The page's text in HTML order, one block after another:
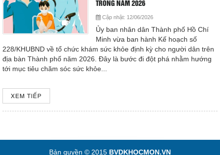
TRONG NĂM 2026
Cập nhật: 12/06/2026
Ủy ban nhân dân Thành phố Hồ Chí
Minh vừa ban hành Kế hoạch số
228/KHUBND về tổ chức khám sức khỏe định kỳ cho người dân trên
địa bàn Thành phố năm 2026. Đây là bước đi đột phá nhằm hướng
tới mục tiêu chăm sóc sức khỏe...
XEM TIẾP
Bản quyền © 2015 BVDKHOCMON.VN